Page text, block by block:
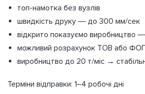
топ-намотка без вузлів
швидкість друку — до 300 мм/сек
відкрито показуємо виробництво —
можливий розрахунок ТОВ або
виробництво до 20 т/міс →
Терміни відправки: 1–4 робочі дні